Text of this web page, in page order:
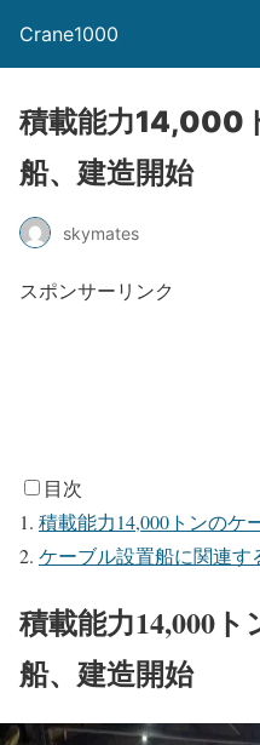
Crane1000
積載能力14,000
船、建造開始
skymates
スポンサーリンク
目次
積載能力14,000トンのケ
ケーブル設置船に関連す
積載能力14,000
船、建造開始